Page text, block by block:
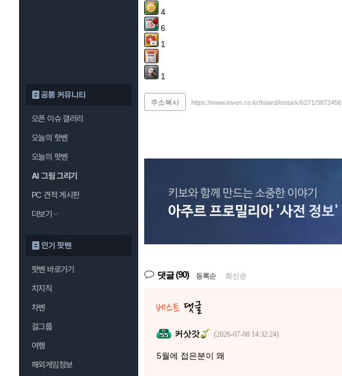
공통 커뮤니티
오픈 이슈 갤러리
오늘의 핫벤
오늘의 팟벤
AI 그림 그리기
PC 견적 게시판
더보기
인기 팟벤
팟벤 바로가기
치지직
차벤
걸그룹
여행
해외게임정보
4
6
1
1
주소복사 https://www.inven.co.kr/board/lostark/6271/3872456
댓글(90) 등록순 최신순
커삿갓 (2026-07-08 14:32:24)
5월에 접은분이 왜